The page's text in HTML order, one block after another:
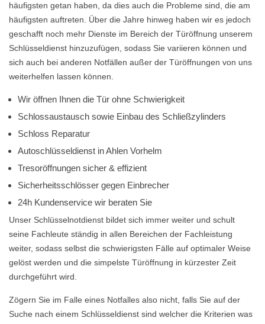
häufigsten getan haben, da dies auch die Probleme sind, die am
häufigsten auftreten. Über die Jahre hinweg haben wir es jedoch
geschafft noch mehr Dienste im Bereich der Türöffnung unserem
Schlüsseldienst hinzuzufügen, sodass Sie variieren können und
sich auch bei anderen Notfällen außer der Türöffnungen von uns
weiterhelfen lassen können.
Wir öffnen Ihnen die Tür ohne Schwierigkeit
Schlossaustausch sowie Einbau des Schließzylinders
Schloss Reparatur
Autoschlüsseldienst in Ahlen Vorhelm
Tresoröffnungen sicher & effizient
Sicherheitsschlösser gegen Einbrecher
24h Kundenservice wir beraten Sie
Unser Schlüsselnotdienst bildet sich immer weiter und schult
seine Fachleute ständig in allen Bereichen der Fachleistung
weiter, sodass selbst die schwierigsten Fälle auf optimaler Weise
gelöst werden und die simpelste Türöffnung in kürzester Zeit
durchgeführt wird.
Zögern Sie im Falle eines Notfalles also nicht, falls Sie auf der
Suche nach einem Schlüsseldienst sind welcher die Kriterien was